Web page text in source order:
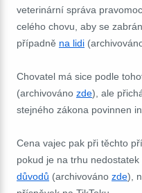
veterinární správa
celého chovu, aby se
případně na lidi
Chovatel má sice podle
(archivováno zde), ale
stejného zákona povinnen
Cena vajec pak při těchto
pokud je na trhu
důvodů (archivováno zde),